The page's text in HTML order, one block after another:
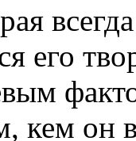
его
кем он